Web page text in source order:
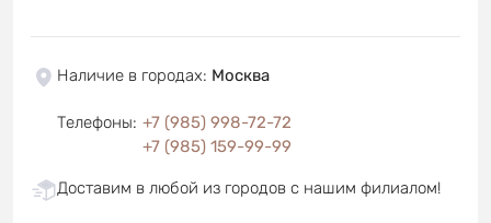
Наличие в городах: Москва
Телефоны: +7 (985) 998-72-72
+7 (985) 159-99-99
Доставим в любой из городов с нашим филиалом!